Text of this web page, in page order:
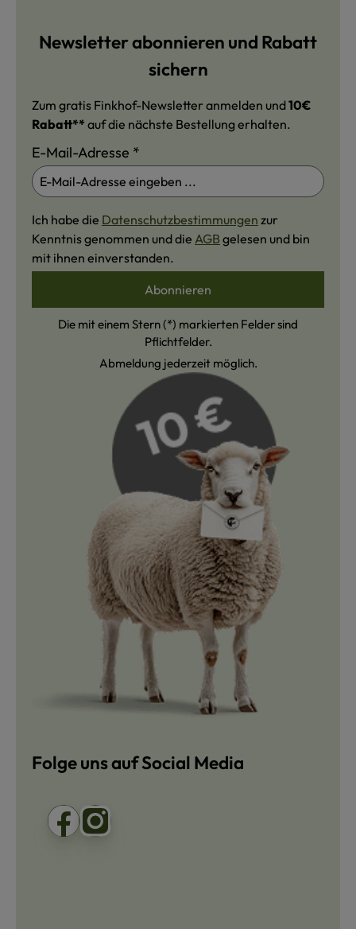
Newsletter abonnieren und Rabatt
sichern
Zum gratis Finkhof-Newsletter anmelden und10€
Rabatt** auf die nächste Bestellung erhalten.
E-Mail-Adresse *
Ich habe die Datenschutzbestimmungen zur
Kenntnis genommen und die AGB gelesen und bin
mit ihnen einverstanden.
Abonnieren
Die mit einem Stern (*) markierten Felder sind
Pflichtfelder.
Abmeldung jederzeit möglich.
Folge uns auf Social Media